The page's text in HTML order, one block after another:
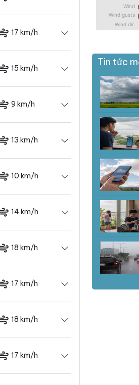
17 km/h
15 km/h
9 km/h
13 km/h
10 km/h
14 km/h
18 km/h
17 km/h
18 km/h
17 km/h
Tin tức